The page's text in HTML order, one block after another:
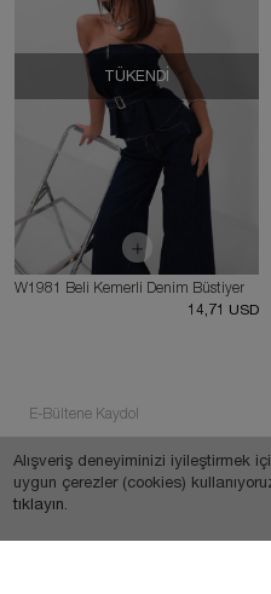
TÜKENDI
W1981 Beli Kemerli Denim Büstiyer
14,71 USD
TWITTER
Alışveriş deneyiminizi iyileştirmek
uygun çerezler (cookies)
tıklayın.